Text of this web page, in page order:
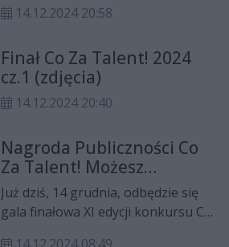
14.12.2024 20:58
Finał Co Za Talent! 2024
cz.1 (zdjęcia)
14.12.2024 20:40
Nagroda Publiczności Co
Za Talent! Możesz
zdecydować, kto ją
zdobędzie
Już dziś, 14 grudnia, odbędzie się
gala finałowa XI edycji konkursu Co